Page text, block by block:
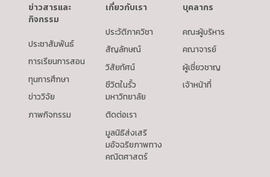
ข่าวสารและ
กิจกรรม
ประชาสัมพันธ์
การเรียนการสอน
ทุนการศึกษา
ข่าววิจัย
ภาพกิจกรรม
เกี่ยวกับเรา
ประวัติภาควิชา
สัญลักษณ์
วิสัยทัศน์
ชีวิตในรั้ว
มหาวิทยาลัย
ติดต่อเรา
มูลนิธิส่งเสริ
มอัจฉริยภาพทาง
คณิตศาสตร์
บุคลากร
คณะผู้บริหาร
คณาจารย์
ผู้เชี่ยวชาญ
เจ้าหน้าที่